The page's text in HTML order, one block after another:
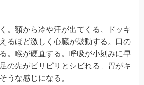
。額から冷や汗が出てくる。ドッキ
るほど激しく心臓が鼓動する。口の
。喉が硬直する。呼吸が小刻みに早
の先がピリピリとシビれる。胃がキ
うな感じになる。